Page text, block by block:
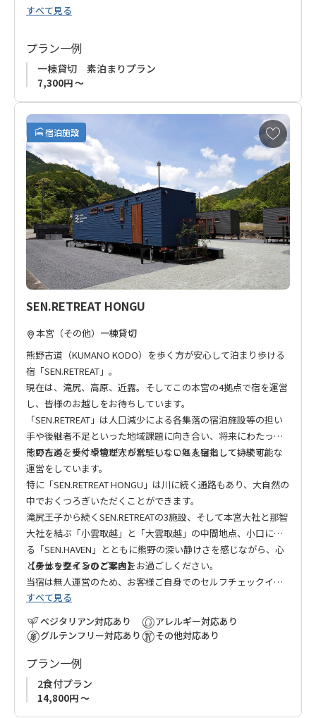
すべて見る
プラン一例
一棟貸切 素泊まりプラン
7,300円 ～
宿泊施設
お
気
に
入
り
に
追
加
SEN.RETREAT HONGU
本宮（その他） 一棟貸切
熊野古道（KUMANO KODO）を歩く方が安心して泊まり歩ける
宿「SEN.RETREAT」。
現在は、滝尻、高原、近露。そしてこの本宮の4拠点で宿を運営
し、皆様のお越しをお待ちしています。
「SEN.RETREAT」は人口減少による各集落の宿泊施設等の担い
手や後継者不足といった地域課題に向き合い、将来にわたって
熊野古道を歩く環境が守られていくことを目指しています。
そのため、受付や管理人が常駐しない無人宿として持続可能な
運営をしています。
特に「SEN.RETREAT HONGU」は川に続く通路もあり、大自然の
中でおくつろぎいただくことができます。
滝尻王子から続くSEN.RETREATの3施設、そして本宮大社と那智
大社を結ぶ「小雲取越」と「大雲取越」の中間地点、小口にあ
る「SEN.HAVEN」とともに熊野の深い静けさを感じながら、心
と身体を整えるひとときをお過ごしください。
【チェックインのご案内】
当宿は無人運営のため、お客様ご自身でのセルフチェックイン
をお願いしております。宿泊日が近づきましたら、チェックイ
ン方法の詳細をご案内いたします。
すべて見る
ベジタリアン対応あり
グルテンフリー対応あり
アレルギー対応あり
その他対応あり
プラン一例
2食付プラン
14,800円 ～